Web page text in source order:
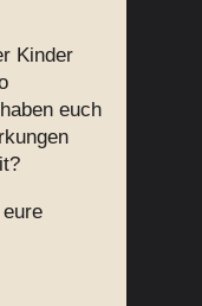
Kinder
euch